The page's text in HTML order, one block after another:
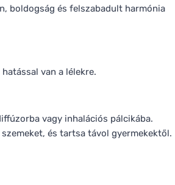
boldogság és felszabadult harmónia
van a lélekre.
vagy inhalációs pálcikába.
és tartsa távol gyermekektől.